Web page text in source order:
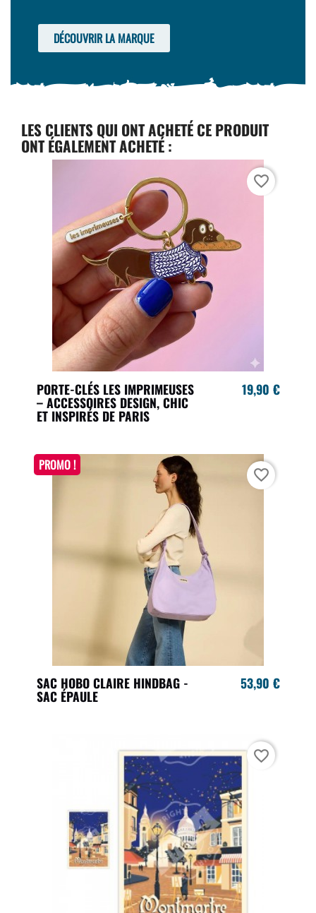
DÉCOUVRIR LA MARQUE
LES CLIENTS QUI ONT ACHETÉ CE PRODUIT
ONT ÉGALEMENT ACHETÉ :
PORTE-CLÉS LES IMPRIMEUSES
– ACCESSOIRES DESIGN, CHIC
ET INSPIRÉS DE PARIS
19,90 €
favorite_border
SAC HOBO CLAIRE HINDBAG -
SAC ÉPAULE
53,90 €
PROMO !
favorite_border
favorite_border